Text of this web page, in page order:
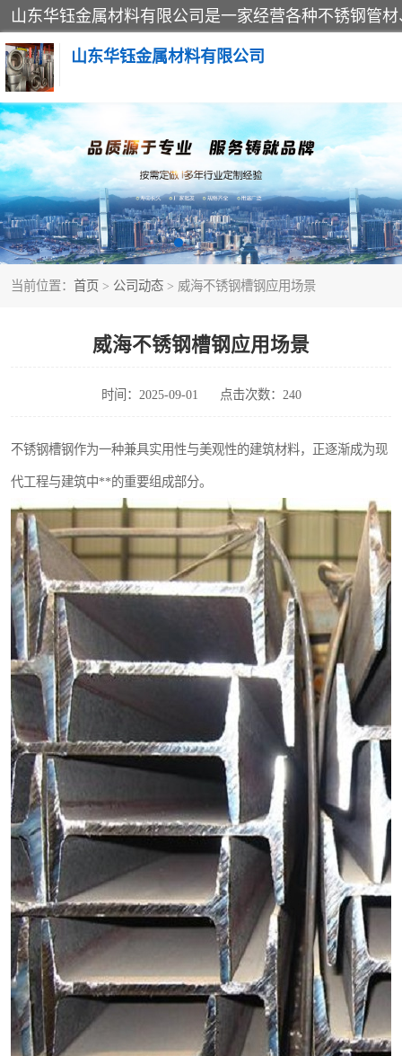
山东华钰金属材料有限公司
当前位置： 首页 > 公司动态 > 威海不锈钢槽钢应用场景
威海不锈钢槽钢应用场景
时间：2025-09-01 点击次数：240
不锈钢槽钢作为一种兼具实用性与美观性的建筑材料，正逐渐成为现
代工程与建筑中**的重要组成部分。
不锈钢管
管件标准件
不锈钢人孔
不锈钢角钢